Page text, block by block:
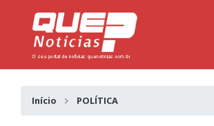
Início POLÍTICA